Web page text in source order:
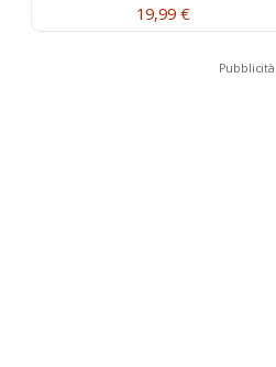
19,99 €
Pubblicità